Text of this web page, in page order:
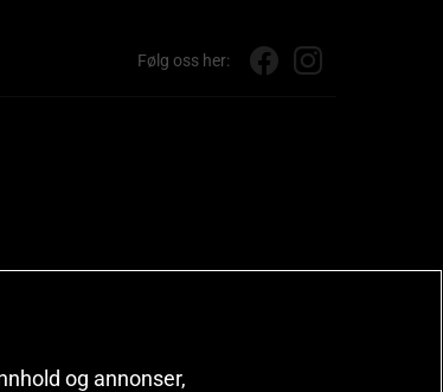
Følg oss her:
og annonser,